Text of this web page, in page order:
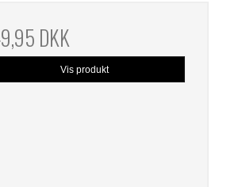
DKK
Vis produkt